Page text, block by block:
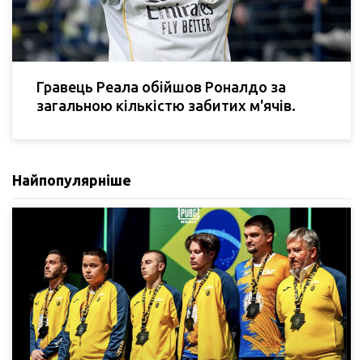
Гравець Реала обійшов Роналдо за
загальною кількістю забитих м'ячів.
Найпопулярніше